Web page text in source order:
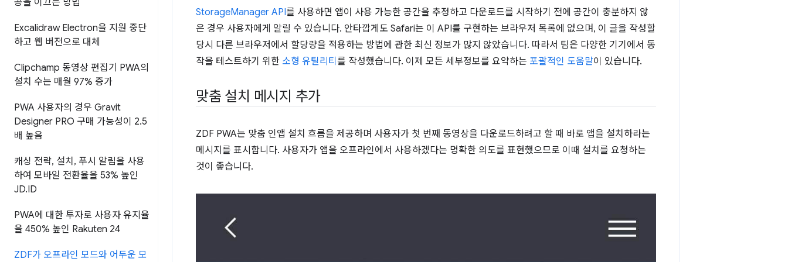
공을 이끄는 방법
Excalidraw Electron을 지원 중단
하고 웹 버전으로 대체
Clipchamp 동영상 편집기 PWA의
설치 수는 매월 97% 증가
PWA 사용자의 경우 Gravit
Designer PRO 구매 가능성이 2.5
배 높음
캐싱 전략, 설치 , 푸시 알림을 사용
하여 모바일 전환율을 53% 높인
JD.ID
PWA에 대한 투자로 사용자 유지율
을 450% 높인 Rakuten 24
ZDF가 오프라인 모드와 어두운 모
StorageManager API를 사용하면 앱이 사용 가능한 공간을 추정하고 다운로드를 시작하기 전에 공간이 충분하지 않
은 경우 사용자에게 알릴 수 있습니다. 안타깝게도 Safari는 이 API를 구현하는 브라우저 목록에 없으며, 이 글을 작성할
당시 다른 브라우저에서 할당량을 적용하는 방법에 관한 최신 정보가 많지 않았습니다. 따라서 팀은 다양한 기기에서 동
작을 테스트하기 위한 소형 유틸리티 를 작성했습니다. 이제 모든 세부정보를 요약하는 포괄적인 도움말이 있습니다.
맞춤 설치 메시지 추가
ZDF PWA는 맞춤 인앱 설치 흐름을 제공하며 사용자가 첫 번째 동영상을 다운로드하려고 할 때 바로 앱을 설치하라는
메시지를 표시합니다. 사용자가 앱을 오프라인에서 사용하겠다는 명확한 의도를 표현했으므로 이때 설치를 요청하는
것이 좋습니다.